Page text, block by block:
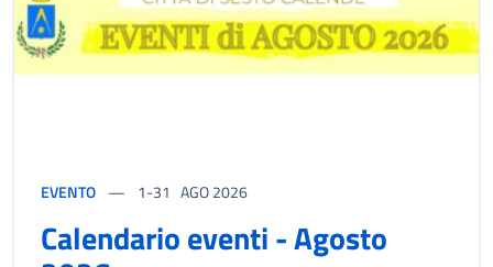
EVENTO 1-31 AGO 2026
Calendario eventi - Agosto